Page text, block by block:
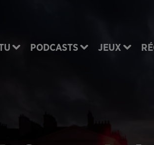
PODCASTS JEUX